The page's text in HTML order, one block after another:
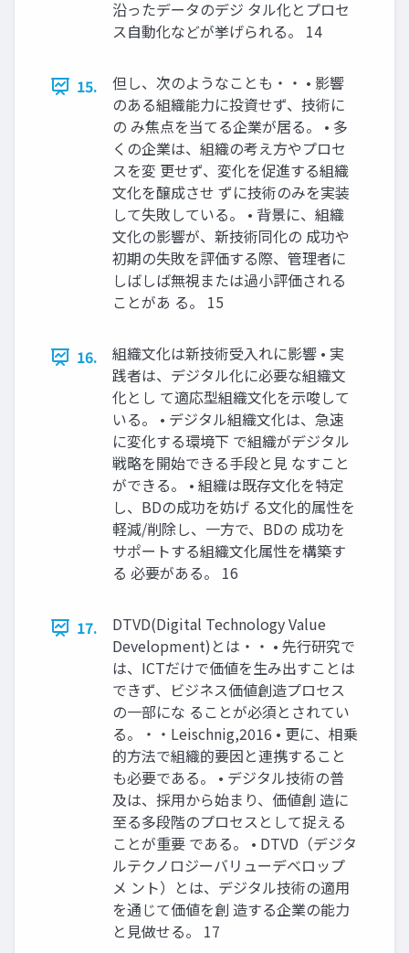
沿ったデータのデジ タル化とプロセ
ス自動化などが挙げられる。 14
15.
但し、次のようなことも・・ • 影響
のある組織能力に投資せず、技術に
の み焦点を当てる企業が居る。 • 多
くの企業は、組織の考え方やプロセ
スを変 更せず、変化を促進する組織
文化を醸成させ ずに技術のみを実装
して失敗している。 • 背景に、組織
文化の影響が、新技術同化の 成功や
初期の失敗を評価する際、管理者に
しばしば無視または過小評価される
ことがあ る。 15
16.
組織文化は新技術受入れに影響 • 実
践者は、デジタル化に必要な組織文
化とし て適応型組織文化を示唆して
いる。 • デジタル組織文化は、急速
に変化する環境下 で組織がデジタル
戦略を開始できる手段と見 なすこと
ができる。 • 組織は既存文化を特定
し、BDの成功を妨げ る文化的属性を
軽減/削除し、一方で、BDの 成功を
サポートする組織文化属性を構築す
る 必要がある。 16
17.
DTVD(Digital Technology Value
Development)とは・・ • 先行研究で
は、ICTだけで価値を生み出すことは
できず、ビジネス価値創造プロセス
の一部にな ることが必須とされてい
る。・・Leischnig,2016 • 更に、相乗
的方法で組織的要因と連携すること
も必要である。 • デジタル技術の普
及は、採用から始まり、価値創 造に
至る多段階のプロセスとして捉える
ことが重要 である。 • DTVD（デジタ
ルテクノロジーバリューデベロップ
メ ント）とは、デジタル技術の適用
を通じて価値を創 造する企業の能力
と見做せる。 17